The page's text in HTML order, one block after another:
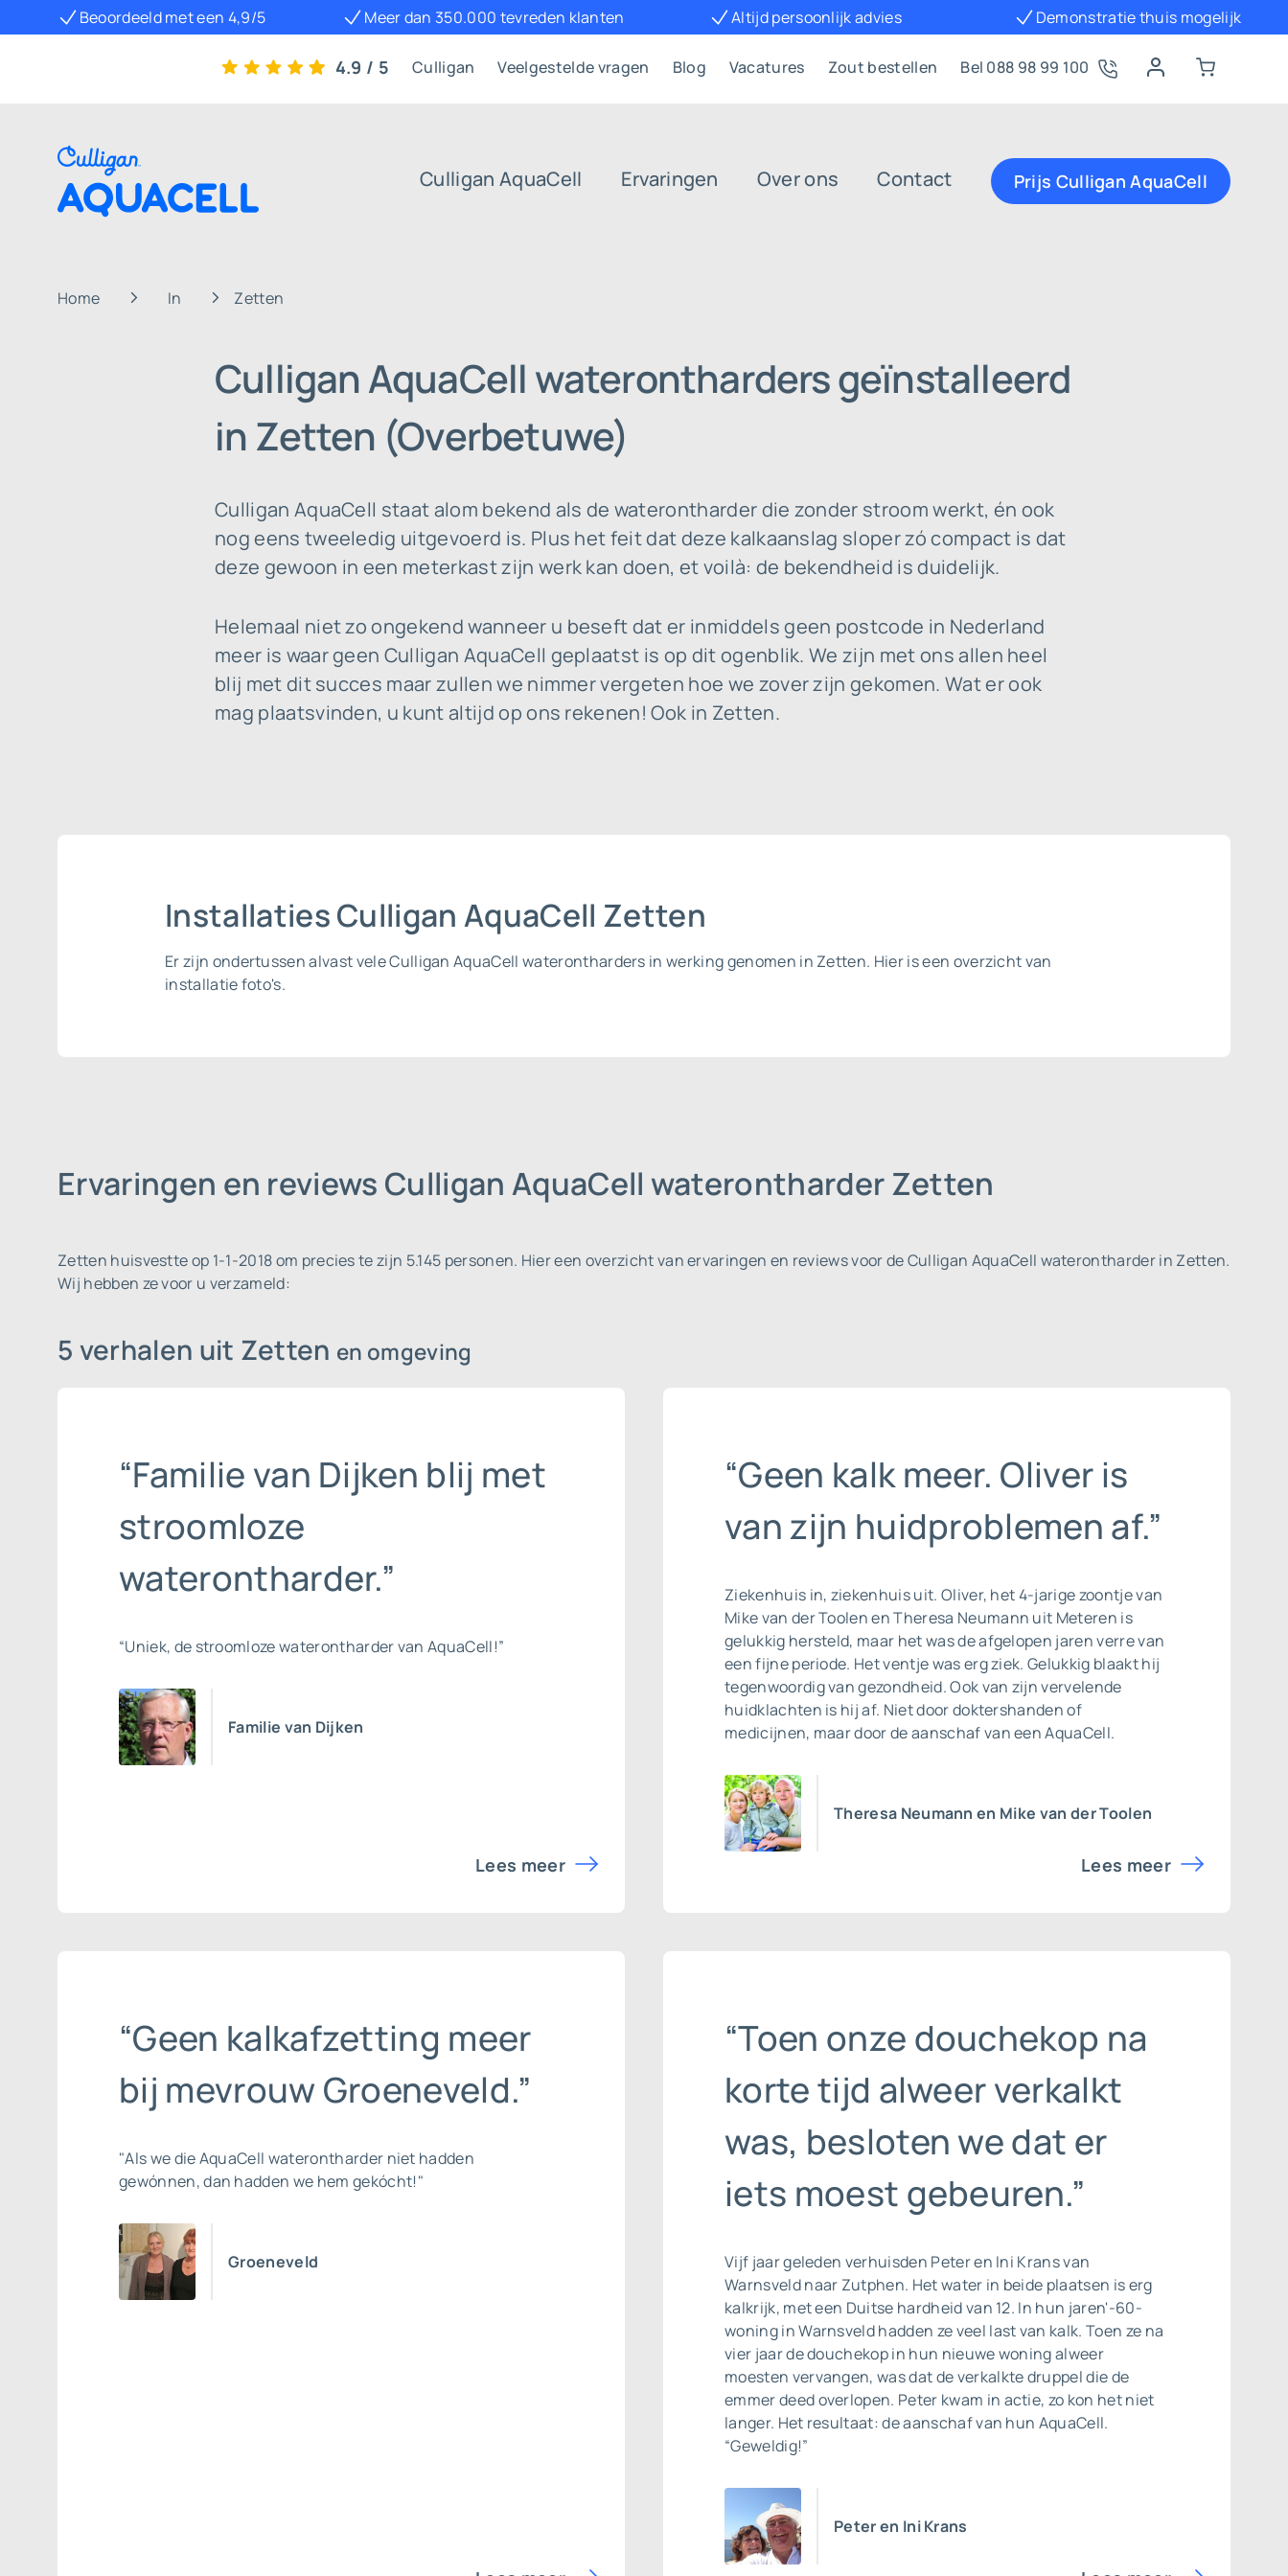
Beoordeeld met een 4,9/5 Meer dan 350.000 tevreden klanten Altijd persoonlijk advies Demonstratie thuis mogelijk
4.9 / 5 Culligan Veelgestelde vragen Blog Vacatures Zout bestellen Bel 088 98 99 100
Culligan AquaCell Ervaringen Over ons Contact Prijs Culligan AquaCell
Home In Zetten
Culligan AquaCell waterontharders geïnstalleerd
in Zetten (Overbetuwe)
Culligan AquaCell staat alom bekend als de waterontharder die zonder stroom werkt, én ook
nog eens tweeledig uitgevoerd is. Plus het feit dat deze kalkaanslag sloper zó compact is dat
deze gewoon in een meterkast zijn werk kan doen, et voilà: de bekendheid is duidelijk.
Helemaal niet zo ongekend wanneer u beseft dat er inmiddels geen postcode in Nederland
meer is waar geen Culligan AquaCell geplaatst is op dit ogenblik. We zijn met ons allen heel
blij met dit succes maar zullen we nimmer vergeten hoe we zover zijn gekomen. Wat er ook
mag plaatsvinden, u kunt altijd op ons rekenen! Ook in Zetten.
Installaties Culligan AquaCell Zetten
Er zijn ondertussen alvast vele Culligan AquaCell waterontharders in werking genomen in Zetten. Hier is een overzicht van
installatie foto's.
Ervaringen en reviews Culligan AquaCell waterontharder Zetten
Zetten huisvestte op 1-1-2018 om precies te zijn 5.145 personen. Hier een overzicht van ervaringen en reviews voor de Culligan AquaCell waterontharder in Zetten.
Wij hebben ze voor u verzameld:
5 verhalen uit Zetten en omgeving
“Familie van Dijken blij met
stroomloze
waterontharder.”
“Uniek, de stroomloze waterontharder van AquaCell!”
Familie van Dijken
Lees meer
“Geen kalk meer. Oliver is
van zijn huidproblemen af.”
Ziekenhuis in, ziekenhuis uit. Oliver, het 4-jarige zoontje van
Mike van der Toolen en Theresa Neumann uit Meteren is
gelukkig hersteld, maar het was de afgelopen jaren verre van
een fijne periode. Het ventje was erg ziek. Gelukkig blaakt hij
tegenwoordig van gezondheid. Ook van zijn vervelende
huidklachten is hij af. Niet door doktershanden of
medicijnen, maar door de aanschaf van een AquaCell.
Theresa Neumann en Mike van der Toolen
Lees meer
“Geen kalkafzetting meer
bij mevrouw Groeneveld.”
"Als we die AquaCell waterontharder niet hadden
gewónnen, dan hadden we hem gekócht!"
Groeneveld
“Toen onze douchekop na
korte tijd alweer verkalkt
was, besloten we dat er
iets moest gebeuren.”
Vijf jaar geleden verhuisden Peter en Ini Krans van
Warnsveld naar Zutphen. Het water in beide plaatsen is erg
kalkrijk, met een Duitse hardheid van 12. In hun jaren'-60-
woning in Warnsveld hadden ze veel last van kalk. Toen ze na
vier jaar de douchekop in hun nieuwe woning alweer
moesten vervangen, was dat de verkalkte druppel die de
emmer deed overlopen. Peter kwam in actie, zo kon het niet
langer. Het resultaat: de aanschaf van hun AquaCell.
“Geweldig!”
Peter en Ini Krans